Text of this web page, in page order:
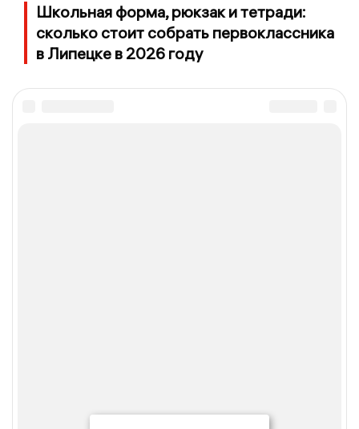
Школьная форма, рюкзак и тетради:
сколько стоит собрать первоклассника
в Липецке в 2026 году